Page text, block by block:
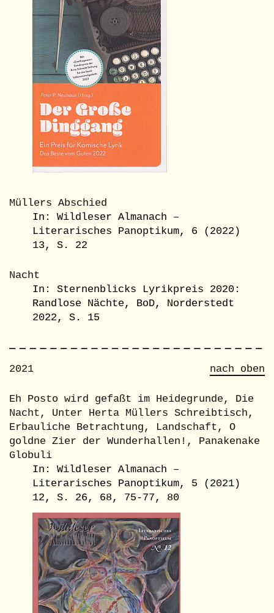
Müllers Abschied
In: Wildleser Almanach –
Literarisches Panoptikum, 6 (2022)
13, S. 22
Nacht
In: Sternenblicks Lyrikpreis 2020:
Randlose Nächte, BoD, Norderstedt
2022, S. 15
2021 nach oben
Eh Posto wird gefaßt im Heidegrunde, Die
Nacht, Unter Herta Müllers Schreibtisch,
Erbauliche Betrachtung, Landschaft, O
goldne Zier der Wunderhallen!, Panakenake
Globuli
In: Wildleser Almanach –
Literarisches Panoptikum, 5 (2021)
12, S. 26, 68, 75-77, 80